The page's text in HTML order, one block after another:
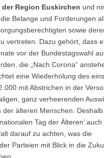
Region Euskirchen und
Belange und Forderungen
sowie
vertreten. Dazu gehört, dass
vor der Bundestagswahl
die „Nach Corona“
eine Wiederholung des
mit Abstrichen in der
ganz verheerenden
der älteren Menschen.
Tag der Älteren’ auch
darauf zu achten, was die
Parteien mit Blick in die